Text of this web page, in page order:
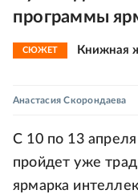
программы
СЮЖЕТ Книжная
Анастасия Скорондаева
С 10 по 13
пройдет уже
ярмарка